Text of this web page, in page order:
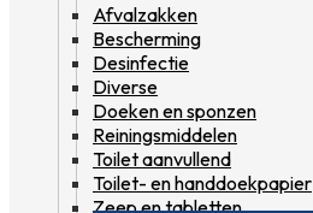
Afvalzakken
Bescherming
Desinfectie
Diverse
Doeken en sponzen
Reiningsmiddelen
Toilet aanvullend
Toilet- en handdoekpapier
Zeep en tabletten